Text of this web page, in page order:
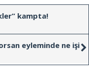
kampta!
eyleminde ne işi